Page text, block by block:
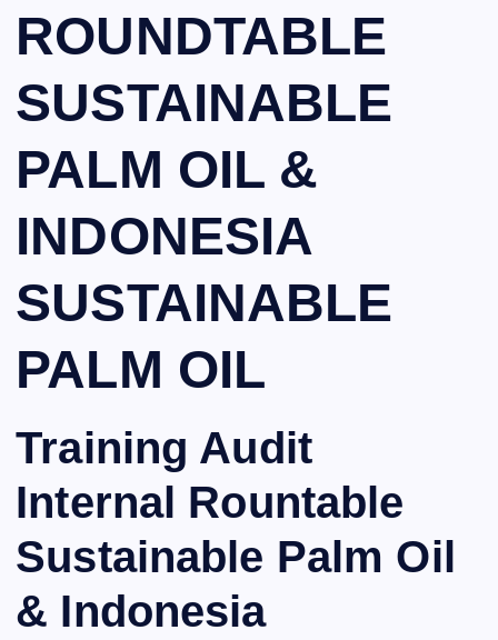
ROUNDTABLE
SUSTAINABLE
PALM OIL &
INDONESIA
SUSTAINABLE
PALM OIL
Training Audit
Internal Rountable
Sustainable Palm Oil
& Indonesia